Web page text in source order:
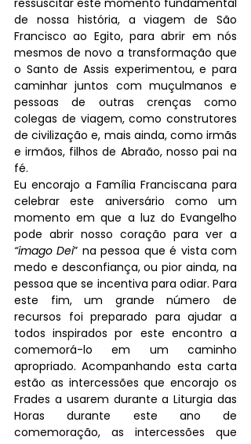
ressuscitar este momento fundamental
de nossa história, a viagem de São
Francisco ao Egito, para abrir em nós
mesmos de novo a transformação que
o Santo de Assis experimentou, e para
caminhar juntos com muçulmanos e
pessoas de outras crenças como
colegas de viagem, como construtores
de civilização e, mais ainda, como irmãs
e irmãos, filhos de Abraão, nosso pai na
fé.
Eu encorajo a Família Franciscana para
celebrar este aniversário como um
momento em que a luz do Evangelho
“imago Dei” na pessoa que é vista com
medo e desconfiança, ou pior ainda, na
pessoa que se incentiva para odiar. Para
este fim, um grande número de
recursos foi preparado para ajudar a
todos inspirados por este encontro a
comemorá-lo em um caminho
apropriado. Acompanhando esta carta
estão as intercessões que encorajo os
Frades a usarem durante a Liturgia das
Horas durante este ano de
comemoração, as intercessões que